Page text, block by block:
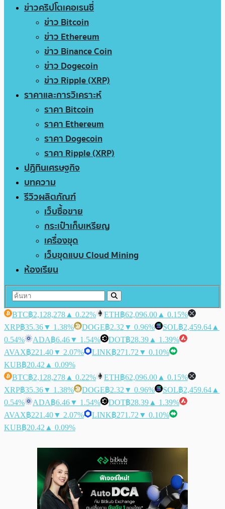
ข่าวคริปโตเคอเรนซี่
ข่าว Bitcoin
ข่าว Ethereum
ข่าว Binance Coin
ข่าว Dogecoin
ข่าว Ripple (XRP)
ราคาและการวิเคราะห์
ราคา Bitcoin
ราคา Ethereum
ราคา Dogecoin
ราคา Ripple (XRP)
ปฏิทินเศรษฐกิจ
บทความ
รีวิวผลิตภัณฑ์
เว็บซื้อขาย
กระเป๋าเก็บเหรียญ
เครื่องขุด
เว็บขุดแบบ Cloud Mining
ห้องเรียน
BTC฿2,128,278 ▲ 0.22% ETH฿62,096.00 ▲ 0.15%
XRP฿35.36▼ 1.38% DOGE฿2.32 ▼ 0.96% SOL฿2,459.64 ▲
0.54%
ADA฿6.46▼ 1.54% DOT฿28.39 ▲ 1.39%
AVAX฿221.40▼ 2.07% LINK฿271.72 ▼ 0.10%
KUB฿20.42 ▲ 0.09%
BTC฿2,128,278 ▲ 0.22% ETH฿62,096.00 ▲ 0.15%
XRP฿35.36▼ 1.38% DOGE฿2.32 ▼ 0.96% SOL฿2,459.64 ▲
0.54%
ADA฿6.46▼ 1.54% DOT฿28.39 ▲ 1.39%
AVAX฿221.40▼ 2.07% LINK฿271.72 ▼ 0.10%
KUB฿20.42 ▲ 0.09%